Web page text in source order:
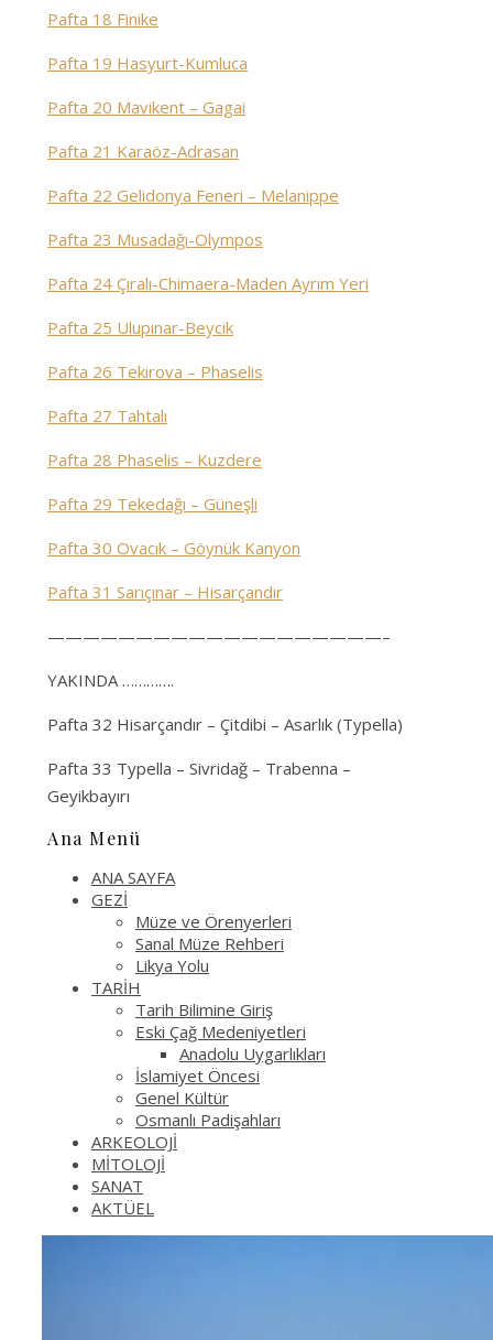
Pafta 18 Finike
Pafta 19 Hasyurt-Kumluca
Pafta 20 Mavikent – Gagai
Pafta 21 Karaöz-Adrasan
Pafta 22 Gelidonya Feneri – Melanippe
Pafta 23 Musadağı-Olympos
Pafta 24 Çıralı-Chimaera-Maden Ayrım Yeri
Pafta 25 Ulupınar-Beycik
Pafta 26 Tekirova – Phaselis
Pafta 27 Tahtalı
Pafta 28 Phaselis – Kuzdere
Pafta 29 Tekedağı – Güneşli
Pafta 30 Ovacık – Göynük Kanyon
Pafta 31 Sarıçınar – Hisarçandır
———————————————————–
YAKINDA ………….
Pafta 32 Hisarçandır – Çitdibi – Asarlık (Typella)
Pafta 33 Typella – Sivridağ – Trabenna –
Geyikbayırı
Ana Menü
ANA SAYFA
GEZİ
Müze ve Örenyerleri
Sanal Müze Rehberi
Likya Yolu
TARİH
Tarih Bilimine Giriş
Eski Çağ Medeniyetleri
Anadolu Uygarlıkları
İslamiyet Öncesi
Genel Kültür
Osmanlı Padişahları
ARKEOLOJİ
MİTOLOJİ
SANAT
AKTÜEL